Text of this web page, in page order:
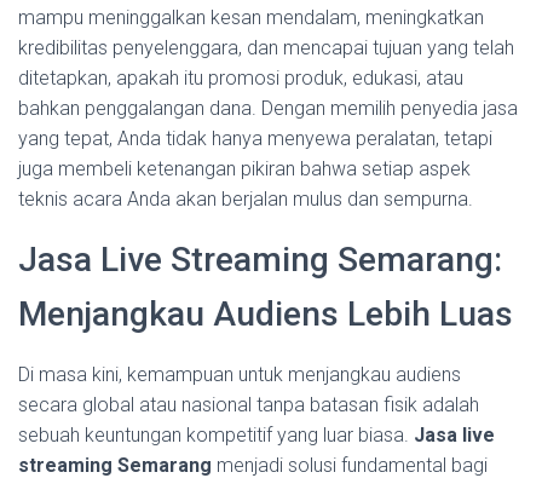
mampu meninggalkan kesan mendalam, meningkatkan
kredibilitas penyelenggara, dan mencapai tujuan yang telah
ditetapkan, apakah itu promosi produk, edukasi, atau
bahkan penggalangan dana. Dengan memilih penyedia jasa
yang tepat, Anda tidak hanya menyewa peralatan, tetapi
juga membeli ketenangan pikiran bahwa setiap aspek
teknis acara Anda akan berjalan mulus dan sempurna.
Jasa Live Streaming Semarang:
Menjangkau Audiens Lebih Luas
Di masa kini, kemampuan untuk menjangkau audiens
secara global atau nasional tanpa batasan fisik adalah
sebuah keuntungan kompetitif yang luar biasa. Jasa live
streaming Semarang menjadi solusi fundamental bagi